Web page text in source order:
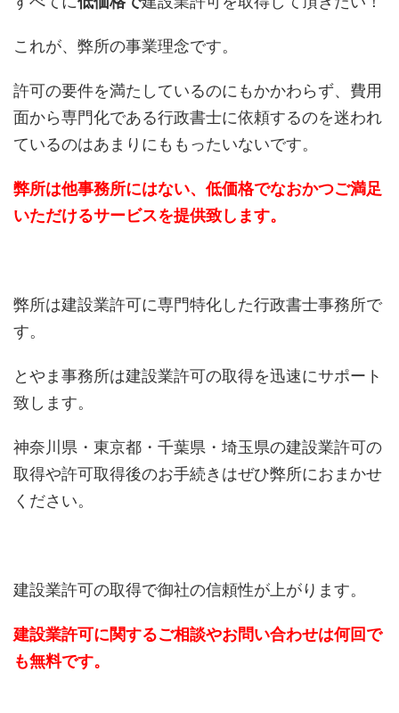
これが、弊所の事業理念です。
許可の要件を満たしているのにもかかわらず、費用
面から専門化である行政書士に依頼するのを迷われ
ているのはあまりにももったいないです。
弊所は他事務所にはない、低価格でなおかつご満足
いただけるサービスを提供致します。
弊所は建設業許可に専門特化した行政書士事務所で
す。
とやま事務所は建設業許可の取得を迅速にサポート
致します。
神奈川県・東京都・千葉県・埼玉県の建設業許可の
取得や許可取得後のお手続きはぜひ弊所におまかせ
ください。
建設業許可の取得で御社の信頼性が上がります。
建設業許可に関するご相談やお問い合わせは何回で
も無料です。